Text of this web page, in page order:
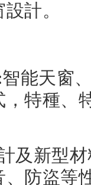
計。
能天窗
特種、
及新型
防盜等